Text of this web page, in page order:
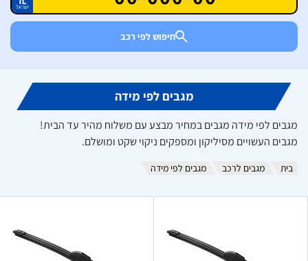
חיפוש לפי רכב
מגבים לפי מידה
מגבים לפי מידה מגבים במחיר מבצע עם משלוח מהיר עד הבית!
מגבים העשויים מסיליקון ומספקים ניקוי שקט ומושלם.
בית מגבים לרכב מגבים לפי מידה